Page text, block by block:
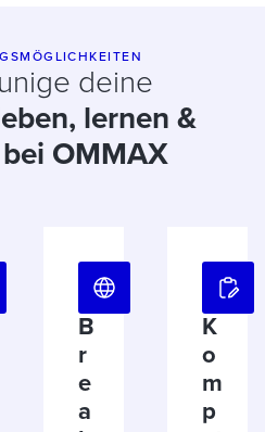
deine
lernen &
OMMAX
B
r
e
a
K
o
m
p